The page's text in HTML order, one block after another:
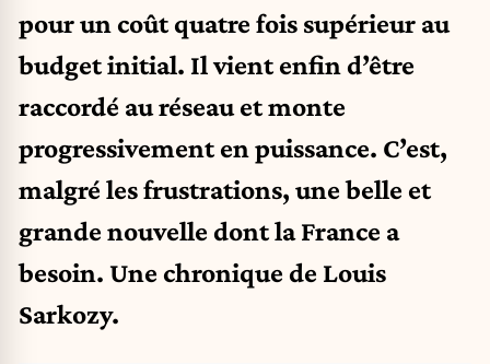
pour un coût quatre fois supérieur au
budget initial. Il vient enfin d’être
raccordé au réseau et monte
progressivement en puissance. C’est,
malgré les frustrations, une belle et
grande nouvelle dont la France a
besoin. Une chronique de Louis
Sarkozy.